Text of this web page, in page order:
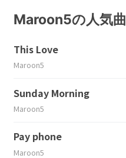
Maroon5の人気曲
This Love
Maroon5
Sunday Morning
Maroon5
Pay phone
Maroon5